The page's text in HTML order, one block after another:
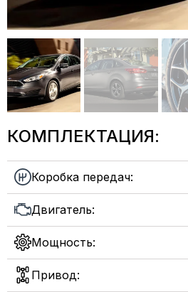
КОМПЛЕКТАЦИЯ:
Коробка передач:
Двигатель:
Мощность:
Привод: